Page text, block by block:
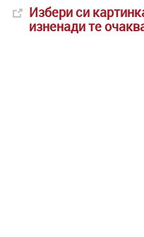
Избери си
изненади те